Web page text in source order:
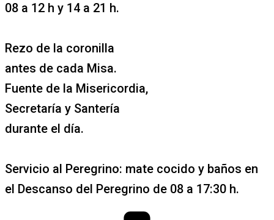
08 a 12 h y 14 a 21 h.
Rezo de la coronilla
antes de cada Misa.
Fuente de la Misericordia,
Secretaría y Santería
durante el día.
Servicio al Peregrino: mate cocido y baños en
el Descanso del Peregrino de 08 a 17:30 h.